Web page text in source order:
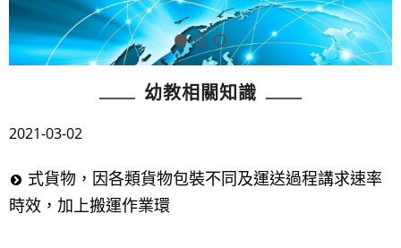
幼教相關知識
2021-03-02
式貨物，因各類貨物包裝不同及運送過程講求速率
時效，加上搬運作業環